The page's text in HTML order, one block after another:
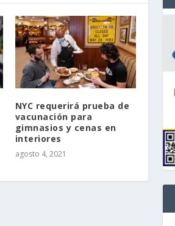
NYC requerirá prueba de
vacunación para
gimnasios y cenas en
interiores
agosto 4, 2021